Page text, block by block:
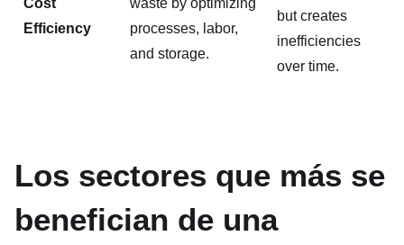
Cost
Efficiency
waste by optimizing
processes, labor,
and storage.
but creates
inefficiencies
over time.
Los sectores que más se
benefician de una